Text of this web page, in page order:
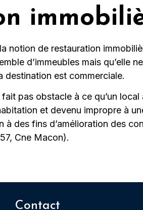
notion de restauration
d’immeubles mais
destination est commerciale.
pas obstacle à ce qu’un
et devenu impropre à
des fins d’amélioration des
Cne Macon).
Contact